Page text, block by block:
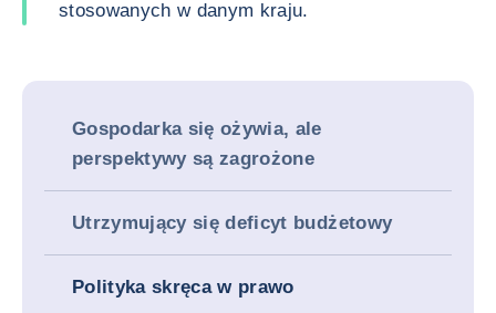
stosowanych w danym kraju.
Gospodarka się ożywia, ale
perspektywy są zagrożone
Utrzymujący się deficyt budżetowy
Polityka skręca w prawo